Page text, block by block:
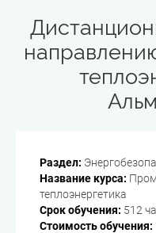
Раздел:
Название курса:
теплоэнергетика
Срок обучения: 512
Стоимость обучения: